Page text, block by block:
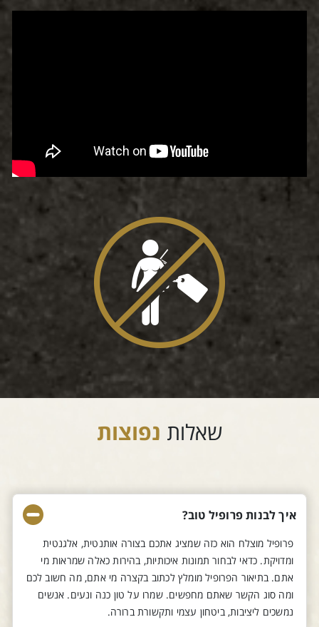
שאלות נפוצות
איך לבנות פרופיל טוב?
פרופיל מוצלח הוא כזה שמציג אתכם בצורה אותנטית, אלגנטית
ומדויקת. כדאי לבחור תמונות איכותיות, בהירות כאלה שמראות מי
אתם. בתיאור הפרופיל מומלץ לכתוב בקצרה מי אתם, מה חשוב לכם
ומה סוג הקשר שאתם מחפשים. שמרו על טון כנה ונעים. אנשים
נמשכים ליציבות, ביטחון עצמי ותקשורת ברורה.